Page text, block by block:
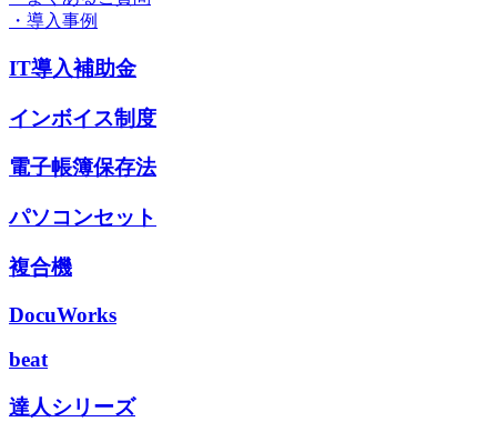
・導入事例
IT導入補助金
インボイス制度
電子帳簿保存法
パソコンセット
複合機
DocuWorks
beat
達人シリーズ